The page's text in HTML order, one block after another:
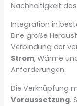
Nachhaltigkeit
Integration in
Eine große
Verbindung der
Strom, Wärme
Anforderungen.
Die Verknüpfung
Voraussetzung.